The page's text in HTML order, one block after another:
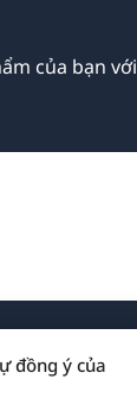
đồng ý của
của bạn với